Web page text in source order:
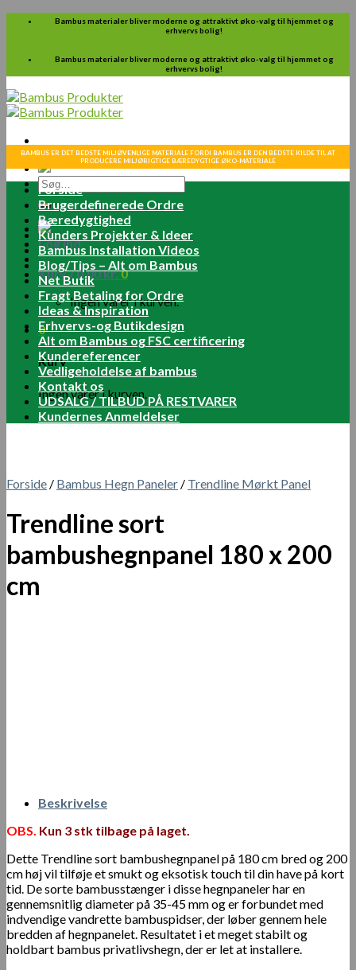
Skip
Bambus materialer bliver moderne og attraktivt øko-valg til hjemmet og
erhvervs bolig!
Bambus materialer bliver moderne og attraktivt øko-valg til hjemmet og
erhvervs bolig!
Søg
efter:
Log ind
Kurv /0.00kr.0
Ingen varer i kurven.
0
Kurv
Ingen varer i kurven.
BAMBUS ER DET BEDSTE MILJØVENLIGE MATERIALE FORDI BAMBUS ER DEN BEDSTE KILDE TIL AT
PRODUCERE MILJØRIGTIGE BÆREDYGTIGE ØKO-MATERIALE
Forside
Brugerdefinerede Ordre
Bæredygtighed
Kunders Projekter & Ideer
Bambus Installation Videos
Blog/Tips – Alt om Bambus
Net Butik
Fragt Betaling for Ordre
Ideas & Inspiration
Erhvervs-og Butikdesign
Alt om Bambus og FSC certificering
Kundereferencer
Vedligeholdelse af bambus
Kontakt os
UDSALG / TILBUD PÅ RESTVARER
Kundernes Anmeldelser
Forside / Bambus Hegn Paneler / Trendline Mørkt Panel
Trendline sort
bambushegnpanel 180 x 200
cm
Beskrivelse
OBS. Kun 3 stk tilbage på laget.
Dette Trendline sort bambushegnpanel på 180 cm bred og 200
cm høj vil tilføje et smukt og eksotisk touch til din have på kort
tid. De sorte bambusstænger i disse hegnpaneler har en
gennemsnitlig diameter på 35-45 mm og er forbundet med
indvendige vandrette bambuspidser, der løber gennem hele
bredden af ​​hegnpanelet. Resultatet i et meget stabilt og
holdbart bambus privatlivshegn, der er let at installere.